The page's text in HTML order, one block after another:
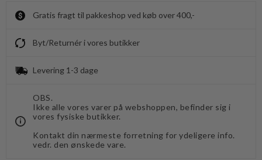
Gratis fragt til pakkeshop ved køb over 400,-
Byt/Returnér i vores butikker
Levering 1-3 dage
OBS.
Ikke alle vores varer på webshoppen, befinder sig i
vores fysiske butikker.
Kontakt din nærmeste forretning for ydeligere info.
vedr. den ønskede vare.